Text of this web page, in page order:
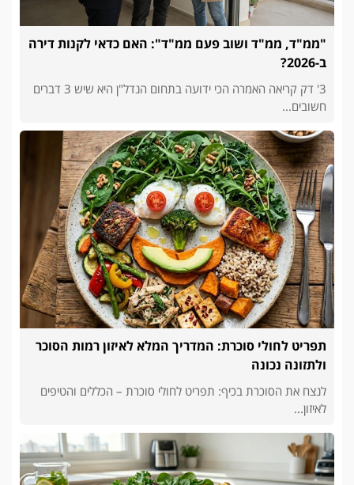
"ממ"ד, ממ"ד ושוב פעם ממ"ד": האם כדאי לקנות דירה
ב-2026?
3' דק קריאה האמרה הכי ידועה בתחום הנדל"ן היא שיש 3 דברים
חשובים...
תפריט לחולי סוכרת: המדריך המלא לאיזון רמות הסוכר
ולתזונה נכונה
לנצח את הסוכרת בכיף: תפריט לחולי סוכרת – הכללים והטיפים
לאיזון...